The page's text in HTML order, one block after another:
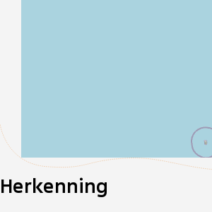
Herkenning